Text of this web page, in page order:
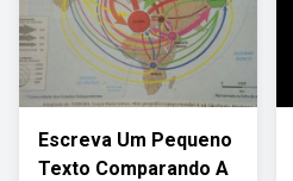
Escreva Um Pequeno
Texto Comparando A